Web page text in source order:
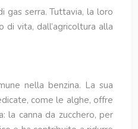
gas serra. Tuttavia, la loro
vita, dall’agricoltura alla
nella benzina. La sua
come le alghe, offre
la canna da zucchero, per